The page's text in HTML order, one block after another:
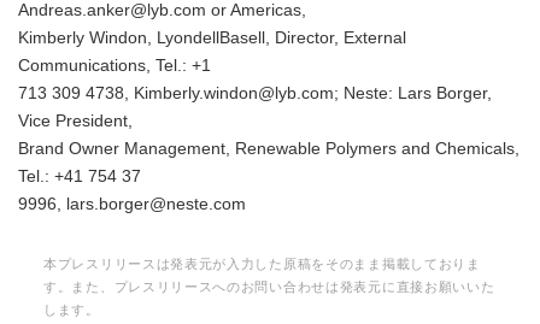
Andreas.anker@lyb.com or Americas,
Kimberly Windon, LyondellBasell, Director, External
Communications, Tel.: +1
713 309 4738, Kimberly.windon@lyb.com; Neste: Lars Borger,
Vice President,
Brand Owner Management, Renewable Polymers and Chemicals,
Tel.: +41 754 37
9996, lars.borger@neste.com
本プレスリリースは発表元が入力した原稿をそのまま掲載しておりま
す。また、プレスリリースへのお問い合わせは発表元に直接お願いいた
します。